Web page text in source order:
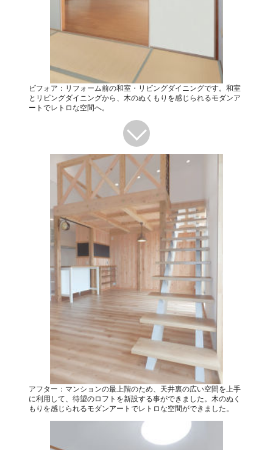
ビフォア：リフォーム前の和室・リビングダイニングです。和室
とリビングダイニングから、木のぬくもりを感じられるモダンア
ートでレトロな空間へ。
アフター：マンションの最上階のため、天井裏の広い空間を上手
に利用して、待望のロフトを新設する事ができました。木のぬく
もりを感じられるモダンアートでレトロな空間ができました。